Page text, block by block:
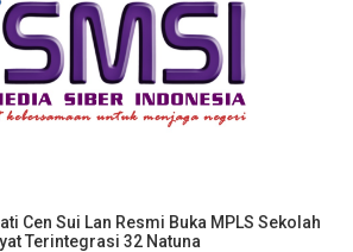
Cen Sui Lan Resmi Buka MPLS Sekolah
Terintegrasi 32 Natuna